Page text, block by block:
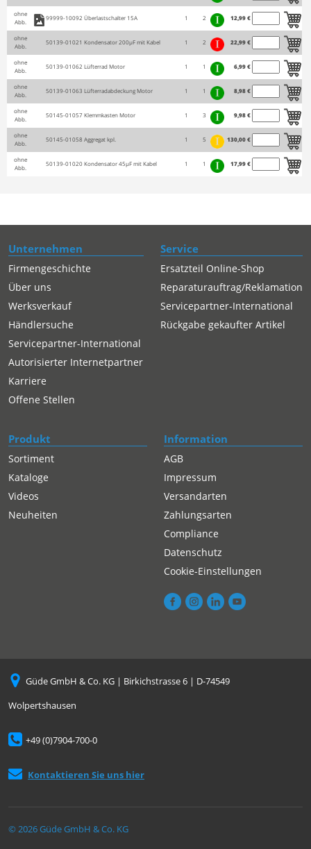
ohne
Abb.
99999-10092 Überlastschalter 15A 1 2 12,99 €
ohne
Abb.
50139-01021 Kondensator 200µF mit Kabel 1 2 22,99 €
ohne
Abb.
50139-01062 Lüfterrad Motor 1 1 6,99 €
ohne
Abb.
50139-01063 Lüfterradabdeckung Motor 1 1 8,98 €
ohne
Abb.
50145-01057 Klemmkasten Motor 1 3 9,98 €
ohne
Abb.
50145-01058 Aggregat kpl. 1 5 130,00 €
ohne
Abb.
50139-01020Kondensator 45µF mit Kabel 1 1 17,99 €
Unternehmen
Firmengeschichte
Über uns
Werksverkauf
Händlersuche
Servicepartner-International
Autorisierter Internetpartner
Karriere
Offene Stellen
Service
Ersatzteil Online-Shop
Reparaturauftrag/Reklamation
Servicepartner-International
Rückgabe gekaufter Artikel
Produkt
Sortiment
Kataloge
Videos
Neuheiten
Information
AGB
Impressum
Versandarten
Zahlungsarten
Compliance
Datenschutz
Cookie-Einstellungen
Güde GmbH & Co. KG | Birkichstrasse 6 | D-74549
Wolpertshausen
+49 (0)7904-700-0
Kontaktieren Sie uns hier
© 2026 Güde GmbH & Co. KG